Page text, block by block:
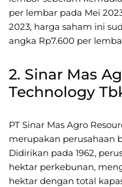
per lembar pada Mei
2023, harga saham ini
angka Rp7.600 per
2. Sinar Mas
Technology
PT Sinar Mas Agro
merupakan perusahaan
Didirikan pada 1962,
hektar perkebunan,
hektar dengan total